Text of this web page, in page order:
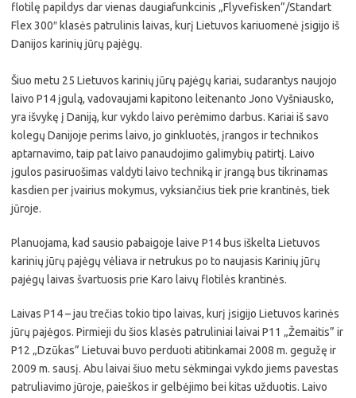
flotilę papildys dar vienas daugiafunkcinis „Flyvefisken”/Standart
Flex 300″ klasės patrulinis laivas, kurį Lietuvos kariuomenė įsigijo iš
Danijos karinių jūrų pajėgų.
Šiuo metu 25 Lietuvos karinių jūrų pajėgų kariai, sudarantys naujojo
laivo P14 įgulą, vadovaujami kapitono leitenanto Jono Vyšniausko,
yra išvykę į Daniją, kur vykdo laivo perėmimo darbus. Kariai iš savo
kolegų Danijoje perims laivo, jo ginkluotės, įrangos ir technikos
aptarnavimo, taip pat laivo panaudojimo galimybių patirtį. Laivo
įgulos pasiruošimas valdyti laivo techniką ir įrangą bus tikrinamas
kasdien per įvairius mokymus, vyksiančius tiek prie krantinės, tiek
jūroje.
Planuojama, kad sausio pabaigoje laive P14 bus iškelta Lietuvos
karinių jūrų pajėgų vėliava ir netrukus po to naujasis Karinių jūrų
pajėgų laivas švartuosis prie Karo laivų flotilės krantinės.
Laivas P14 – jau trečias tokio tipo laivas, kurį įsigijo Lietuvos karinės
jūrų pajėgos. Pirmieji du šios klasės patruliniai laivai P11 „Žemaitis” ir
P12 „Dzūkas” Lietuvai buvo perduoti atitinkamai 2008 m. gegužę ir
2009 m. sausį. Abu laivai šiuo metu sėkmingai vykdo jiems pavestas
patruliavimo jūroje, paieškos ir gelbėjimo bei kitas užduotis. Laivo